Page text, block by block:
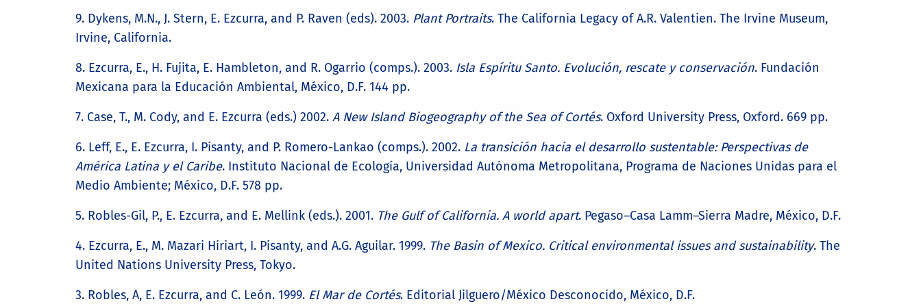
9. Dykens, M.N., J. Stern, E. Ezcurra, and P. Raven (eds). 2003. Plant Portraits. The California Legacy of A.R. Valentien. The Irvine Museum,
Irvine, California.
8. Ezcurra, E., H. Fujita, E. Hambleton, and R. Ogarrio (comps.). 2003. Isla Espíritu Santo. Evolución, rescate y conservación. Fundación
Mexicana para la Educación Ambiental, México, D.F. 144 pp.
7. Case, T., M. Cody, and E. Ezcurra (eds.) 2002. A New Island Biogeography of the Sea of Cortés. Oxford University Press, Oxford. 669 pp.
6. Leff, E., E. Ezcurra, I. Pisanty, and P. Romero-Lankao (comps.). 2002. La transición hacia el desarrollo sustentable: Perspectivas de
América Latina y el Caribe. Instituto Nacional de Ecología, Universidad Autónoma Metropolitana, Programa de Naciones Unidas para el
Medio Ambiente; México, D.F. 578 pp.
5. Robles-Gil, P., E. Ezcurra, and E. Mellink (eds.). 2001. The Gulf of California. A world apart. Pegaso–Casa Lamm–Sierra Madre, México, D.F.
4. Ezcurra, E., M. Mazari Hiriart, I. Pisanty, and A.G. Aguilar. 1999. The Basin of Mexico. Critical environmental issues and sustainability. The
United Nations University Press, Tokyo.
3. Robles, A, E. Ezcurra, and C. León. 1999. El Mar de Cortés. Editorial Jilguero/México Desconocido, México, D.F.